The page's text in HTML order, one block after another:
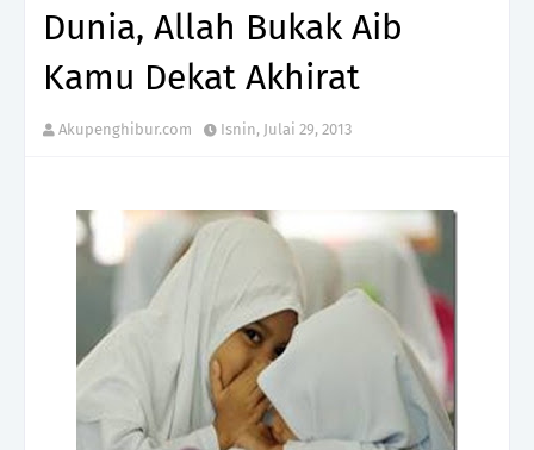
Dunia, Allah Bukak Aib
Kamu Dekat Akhirat
Akupenghibur.com Isnin, Julai 29, 2013